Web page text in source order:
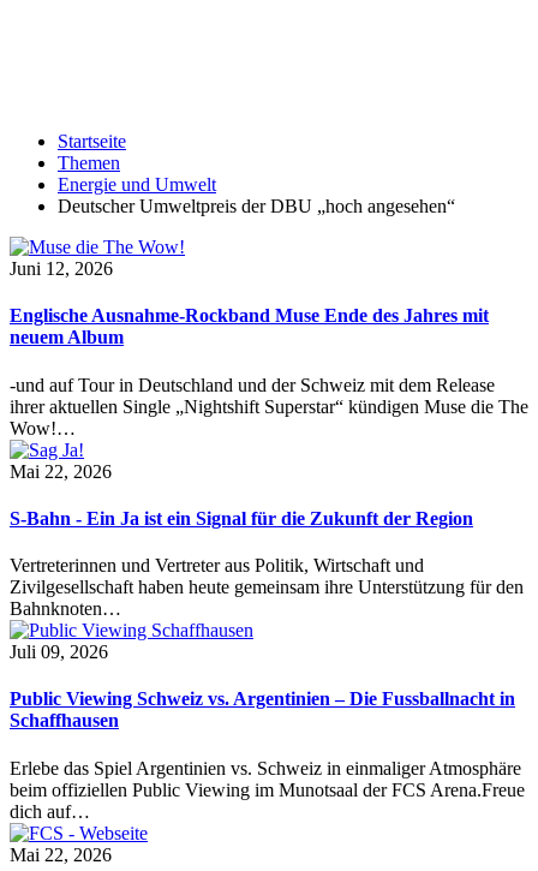
Startseite
Themen
Energie und Umwelt
Deutscher Umweltpreis der DBU „hoch angesehen“
Juni 12, 2026
Englische Ausnahme-Rockband Muse Ende des Jahres mit
neuem Album
-und auf Tour in Deutschland und der Schweiz mit dem Release
ihrer aktuellen Single „Nightshift Superstar“ kündigen Muse die The
Wow!…
Mai 22, 2026
S-Bahn - Ein Ja ist ein Signal für die Zukunft der Region
Vertreterinnen und Vertreter aus Politik, Wirtschaft und
Zivilgesellschaft haben heute gemeinsam ihre Unterstützung für den
Bahnknoten…
Juli 09, 2026
Public Viewing Schweiz vs. Argentinien – Die Fussballnacht in
Schaffhausen
Erlebe das Spiel Argentinien vs. Schweiz in einmaliger Atmosphäre
beim offiziellen Public Viewing im Munotsaal der FCS Arena.Freue
dich auf…
Mai 22, 2026